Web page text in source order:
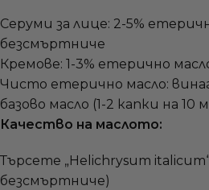
Серуми за лице: 2-5%
безсмъртниче
Кремове: 1-3% етерично
Чисто етерично масло:
базово масло (1-2 капки на 10
Качество на маслото:
Търсете „Helichrysum
безсмъртниче)